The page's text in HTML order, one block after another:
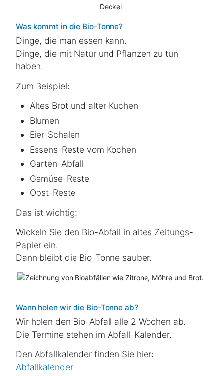
Was kommt in die Bio-Tonne?
Dinge, die man essen kann.
Dinge, die mit Natur und Pflanzen zu tun
haben.
Zum Beispiel:
Altes Brot und alter Kuchen
Blumen
Eier-Schalen
Essens-Reste vom Kochen
Garten-Abfall
Gemüse-Reste
Obst-Reste
Das ist wichtig:
Wickeln Sie den Bio-Abfall in altes Zeitungs-
Papier ein.
Dann bleibt die Bio-Tonne sauber.
Wann holen wir die Bio-Tonne ab?
Wir holen den Bio-Abfall alle 2 Wochen ab.
Die Termine stehen im Abfall-Kalender.
Den Abfallkalender finden Sie hier:
Abfallkalender